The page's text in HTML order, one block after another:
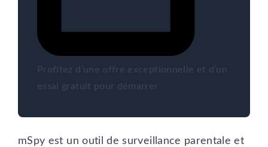
Profitez d’une offre exceptionnelle et d’un
essai gratuit pour démarrer
mSpy est un outil de surveillance parentale et